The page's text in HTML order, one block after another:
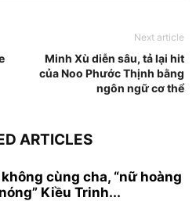
Next article
Minh Xù diễn sâu, tả lại hit
của Noo Phước Thịnh bằng
ngôn ngữ cơ thể
ARTICLES
cùng cha, “nữ hoàng
Kiều Trinh...